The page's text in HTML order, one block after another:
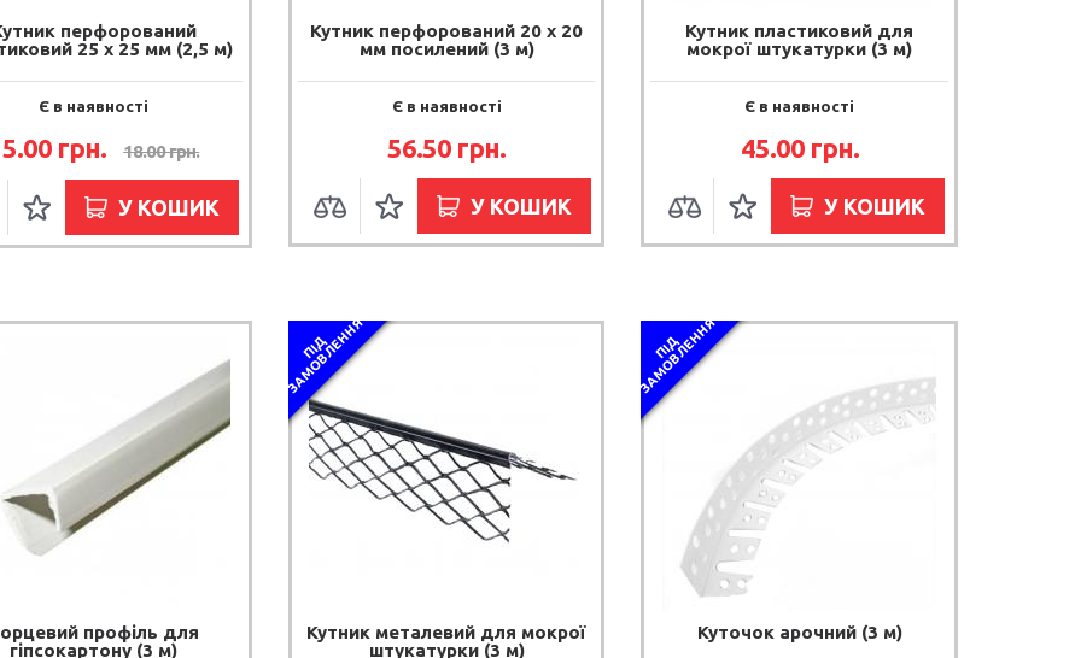
перфорований
25 х 25 мм (2,5 м)
Є в наявності
грн. 18.00 грн.
У КОШИК
Кутник перфорований 20 х 20
мм посилений (3 м)
Є в наявності
56.50 грн.
У КОШИК
Кутник пластиковий для
мокрої штукатурки (3 м)
Є в наявності
45.00 грн.
У КОШИК
профіль для
гіпсокартону (3 м)
П
І
Д
З
А
М
О
В
Л
Е
Н
Н
Я
Кутник металевий для мокрої
штукатурки (3 м)
П
І
Д
З
А
М
О
В
Л
Е
Н
Н
Я
Куточок арочний (3 м)